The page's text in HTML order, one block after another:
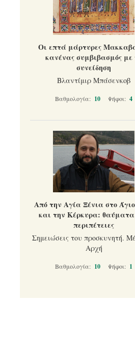
Οι επτά μάρτυρες
κανένας συμβιβασμός με
συνείδηση
Βλαντίμιρ Μπάσενκοβ
Βαθμολογία: 10 Ψήφοι: 4
Από την Αγία Ξένια στο
και την Κέρκυρα:
περιπέτειες
Σημειώσεις του προσκυνητή.
Αρχή
Βαθμολογία: 10 Ψήφοι: 1